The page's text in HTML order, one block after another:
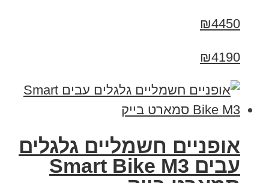
₪4450
₪4190
אופניים חשמליים גלגלים
עבים Smart Bike M3